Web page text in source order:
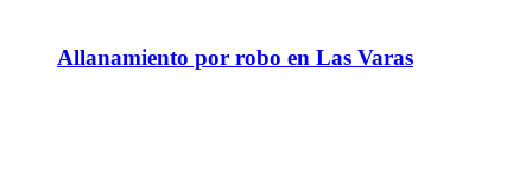
Allanamiento por robo en Las Varas